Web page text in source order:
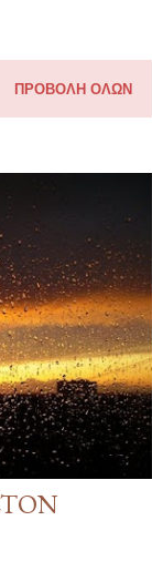
ΠΡΟΒΟΛΉ ΌΛΩΝ